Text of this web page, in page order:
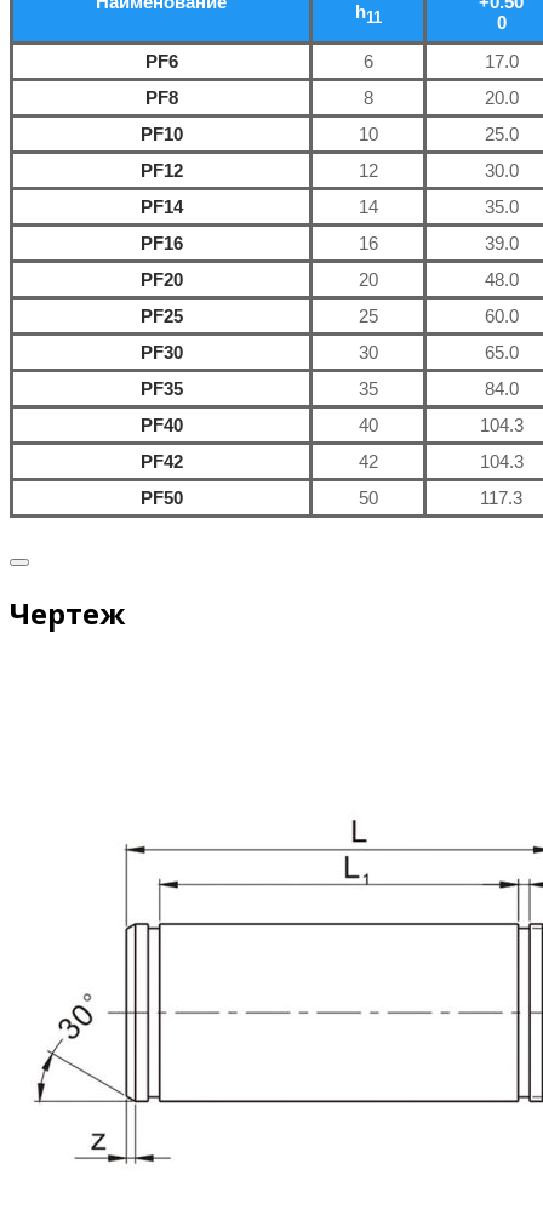
h11
0
PF6
6
17.0
PF8
8
20.0
PF10
10
25.0
PF12
12
30.0
PF14
14
35.0
PF16
16
39.0
PF20
20
48.0
PF25
25
60.0
PF30
30
65.0
PF35
35
84.0
PF40
40
104.3
PF42
42
104.3
PF50
50 117.3
Чертеж